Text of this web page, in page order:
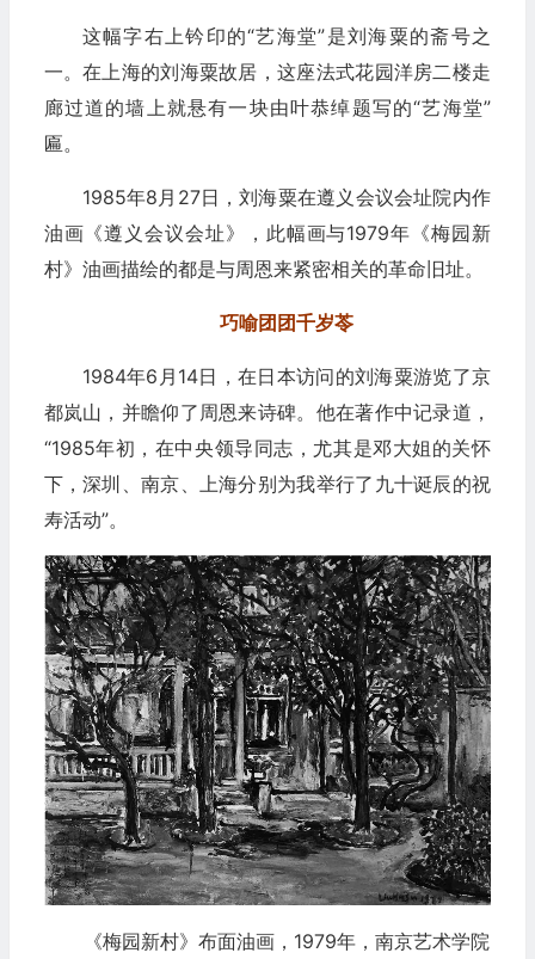
这幅字右上钤印的“艺海堂”是刘海粟的斋号之
一。在上海的刘海粟故居，这座法式花园洋房二楼走
廊过道的墙上就悬有一块由叶恭绰题写的“艺海堂”
匾。
1985年8月27日，刘海粟在遵义会议会址院内作
油画《遵义会议会址》，此幅画与1979年《梅园新
村》油画描绘的都是与周恩来紧密相关的革命旧址。
巧喻团团千岁苓
1984年6月14日，在日本访问的刘海粟游览了京
都岚山，并瞻仰了周恩来诗碑。他在著作中记录道，
“1985年初，在中央领导同志，尤其是邓大姐的关怀
下，深圳、南京、上海分别为我举行了九十诞辰的祝
寿活动”。
《梅园新村》布面油画，1979年，南京艺术学院